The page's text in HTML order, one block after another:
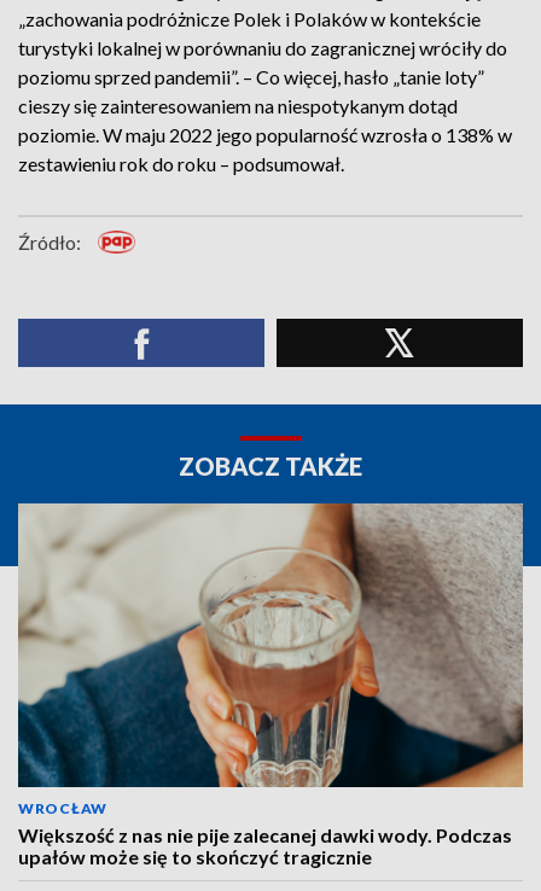
„zachowania podróżnicze Polek i Polaków w kontekście
turystyki lokalnej w porównaniu do zagranicznej wróciły do
poziomu sprzed pandemii”. – Co więcej, hasło „tanie loty”
cieszy się zainteresowaniem na niespotykanym dotąd
poziomie. W maju 2022 jego popularność wzrosła o 138% w
zestawieniu rok do roku – podsumował.
Źródło:
ZOBACZ TAKŻE
WROCŁAW
Większość z nas nie pije zalecanej dawki wody. Podczas
upałów może się to skończyć tragicznie